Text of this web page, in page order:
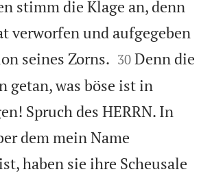
stimm die Klage an, denn
verworfen und aufgegeben
seines Zorns. 

30 Denn die
getan, was böse ist in
Spruch des HERRN. In
dem mein Name
haben sie ihre Scheusale